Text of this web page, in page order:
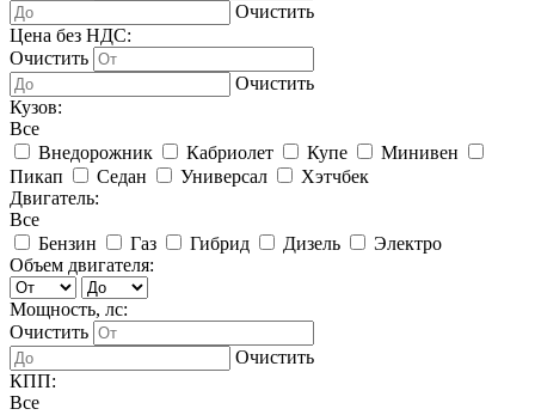
Очистить
Цена без НДС:
Очистить
Очистить
Кузов:
Все
Внедорожник
Кабриолет Купе
Минивен
Пикап
Седан Универсал
Хэтчбек
Двигатель:
Все
Бензин
Газ Гибрид Дизель
Электро
Объем двигателя:
Мощность, лс:
Очистить
Очистить
КПП:
Все